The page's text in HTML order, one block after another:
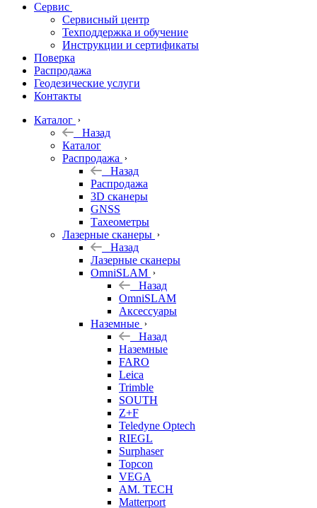
Софт
Георадары
Акции
Гидрография
Подбор
оборудования
по задачам
Архив
Геодезическое
оборудование
Сервис
Сервисный центр
Техподдержка и обучение
Инструкции и сертификаты
Поверка
Распродажа
Геодезические услуги
Контакты
Каталог
Назад
Каталог
Распродажа
Назад
Распродажа
3D сканеры
GNSS
Тахеометры
Лазерные сканеры
Назад
Лазерные сканеры
OmniSLAM
Назад
OmniSLAM
Аксессуары
Наземные
Назад
Наземные
FARO
Leica
Trimble
SOUTH
Z+F
Teledyne Optech
RIEGL
Surphaser
Topcon
VEGA
AM. TECH
Matterport